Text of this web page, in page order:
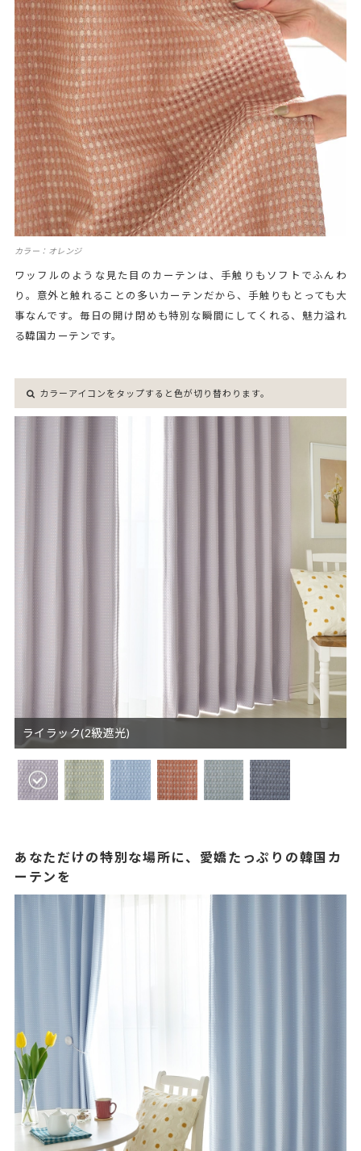
カラー：オレンジ
ワッフルのような見た目のカーテンは、手触りもソフトでふんわ
り。意外と触れることの多いカーテンだから、手触りもとっても大
事なんです。毎日の開け閉めも特別な瞬間にしてくれる、魅力溢れ
る韓国カーテンです。
カラーアイコンをタップすると色が切り替わります。
ライラック(2級遮光)
あなただけの特別な場所に、愛嬌たっぷりの韓国カ
ーテンを